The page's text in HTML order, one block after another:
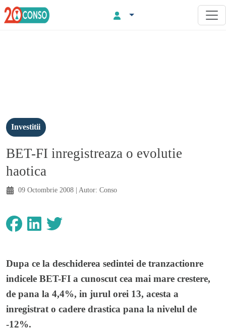
Investitii
BET-FI inregistreaza o evolutie
haotica
09 Octombrie 2008 | Autor: Conso
Dupa ce la deschiderea sedintei de tranzactionre
indicele BET-FI a cunoscut cea mai mare crestere,
de pana la 4,4%, in jurul orei 13, acesta a
inregistrat o cadere drastica pana la nivelul de
-12%.